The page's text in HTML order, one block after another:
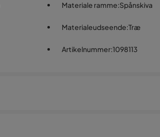
Materiale ramme:Spånskiva
Materialeudseende:Træ
Artikelnummer:1098113